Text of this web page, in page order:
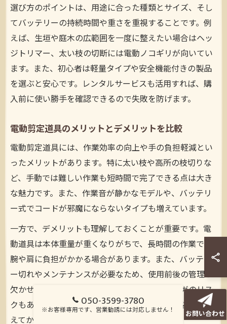
選び方のポイントは、用途に合った種類とサイズ、そし
てバッテリーの持続時間や重さを重視することです。例
えば、生垣や庭木の広範囲を一度に整えたい場合はヘッ
ジトリマー、太い枝の切断には電動ノコギリが向いてい
ます。また、初心者は軽量タイプや安全機能付きの製品
を選ぶと安心です。レンタルサービスも活用すれば、購
入前に使い勝手を確認できるので失敗を防げます。
電動剪定道具のメリットとデメリットを比較
電動剪定道具には、作業効率の向上や手の負担軽減とい
ったメリットがあります。特に太い枝や高所の枝切りな
ど、手動では難しい作業も短時間で完了できる点は大き
な魅力です。また、作業音が静かなモデルや、バッテリ
ー式でコードが邪魔にならないタイプも増えています。
一方で、デメリットも理解しておくことが重要です。電
動道具は本体重量が重くなりがちで、長時間の作業では
腕や肩に負担がかかる場合があります。また、バッテリ
ー切れやメンテナンスが必要なため、使用前後の管理が
欠かせません。初心者の場合、誤操作によるケガのリス
クもあるため、必ず取扱説明書を確認し、安全装備を整
えてから使用しましょう。
050-3599-3780
※お客様専用です、営業勧誘には対応しません！ お問い合わせ